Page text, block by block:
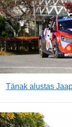
Tänak alustas